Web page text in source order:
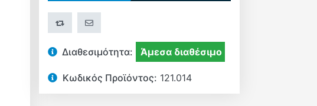
+ΣΎΓΚΡΙΣΗΣΤΕΊΛΤΕ ΤΟ ΣΕ ΈΝΑ ΦΊΛΟ
Διαθεσιμότητα: Άμεσα διαθέσιμο
Κωδικός Προϊόντος: 121.014